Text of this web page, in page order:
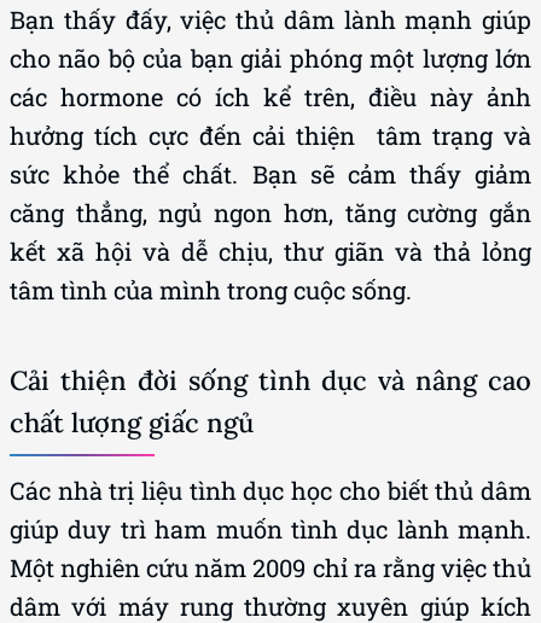
Bạn thấy đấy, việc thủ dâm lành mạnh giúp
cho não bộ của bạn giải phóng một lượng lớn
các hormone có ích kể trên, điều này ảnh
hưởng tích cực đến cải thiện tâm trạng và
sức khỏe thể chất. Bạn sẽ cảm thấy giảm
căng thẳng, ngủ ngon hơn, tăng cường gắn
kết xã hội và dễ chịu, thư giãn và thả lỏng
tâm tình của mình trong cuộc sống.
Cải thiện đời sống tình dục và nâng cao
chất lượng giấc ngủ
Các nhà trị liệu tình dục học cho biết thủ dâm
giúp duy trì ham muốn tình dục lành mạnh.
Một nghiên cứu năm 2009 chỉ ra rằng việc thủ
dâm với máy rung thường xuyên giúp kích